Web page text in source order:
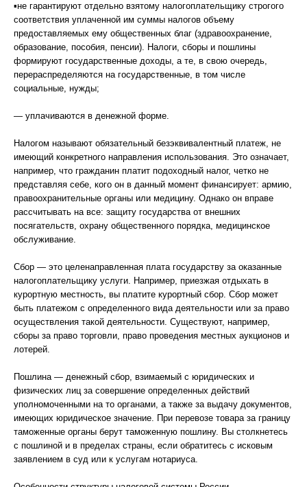
▪не гарантируют отдельно взятому налогоплательщику строгого
соответствия уплаченной им суммы налогов объему
предоставляемых ему общественных благ (здравоохранение,
образование, пособия, пенсии). Налоги, сборы и пошлины
формируют государственные доходы, а те, в свою очередь,
перераспределяются на государственные, в том числе
социальные, нужды;
— уплачиваются в денежной форме.
Налогом называют обязательный безэквивалентный платеж, не
имеющий конкретного направления использования. Это означает,
например, что гражданин платит подоходный налог, четко не
представляя себе, кого он в данный момент финансирует: армию,
правоохранительные органы или медицину. Однако он вправе
рассчитывать на все: защиту государства от внешних
посягательств, охрану общественного порядка, медицинское
обслуживание.
Сбор — это целенаправленная плата государству за оказанные
налогоплательщику услуги. Например, приезжая отдыхать в
курортную местность, вы платите курортный сбор. Сбор может
быть платежом с определенного вида деятельности или за право
осуществления такой деятельности. Существуют, например,
сборы за право торговли, право проведения местных аукционов и
лотерей.
Пошлина — денежный сбор, взимаемый с юридических и
физических лиц за совершение определенных действий
уполномоченными на то органами, а также за выдачу документов,
имеющих юридическое значение. При перевозе товара за границу
таможенные органы берут таможенную пошлину. Вы столкнетесь
с пошлиной и в пределах страны, если обратитесь с исковым
заявлением в суд или к услугам нотариуса.